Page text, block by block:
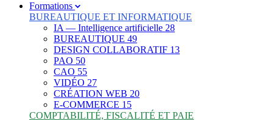
Formations
BUREAUTIQUE ET INFORMATIQUE
IA — Intelligence artificielle 28
BUREAUTIQUE 49
DESIGN COLLABORATIF 13
PAO 50
CAO 55
VIDÉO 27
CRÉATION WEB 20
E-COMMERCE 15
COMPTABILITÉ, FISCALITÉ ET PAIE